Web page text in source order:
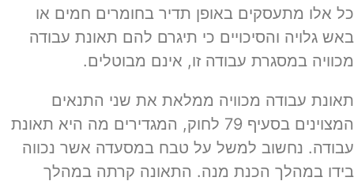
כל אלו מתעסקים באופן תדיר בחומרים חמים או
באש גלויה והסיכויים כי תיגרם להם תאונת עבודה
מכוויה במסגרת עבודה זו, אינם מבוטלים.
תאונת עבודה מכוויה ממלאת את שני התנאים
המצוינים בסעיף 79 לחוק, המגדירים מה היא תאונת
עבודה. נחשוב למשל על טבח במסעדה אשר נכווה
בידו במהלך הכנת מנה. התאונה קרתה במהלך